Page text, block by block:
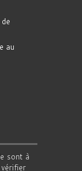
au
sont à